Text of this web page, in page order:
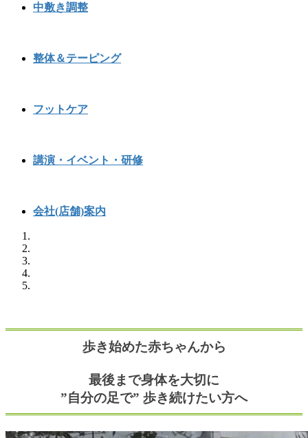
中敷き調整
整体＆テーピング
フットケア
講演・イベント・研修
会社(店舗)案内
歩き始めた赤ちゃんから
最後まで身体を大切に
”自分の足で” 歩き続けたい方へ